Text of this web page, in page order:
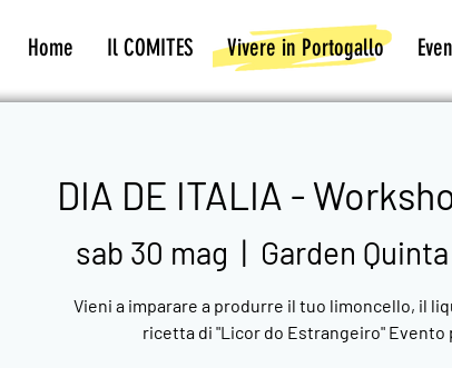
Home Il COMITES Vivere in Portogallo
DIA DE ITALIA -
sab 30 mag
  |
Garden
Vieni a imparare a produrre il tuo limoncello, il
ricetta di "Licor do Estrangeiro" Evento